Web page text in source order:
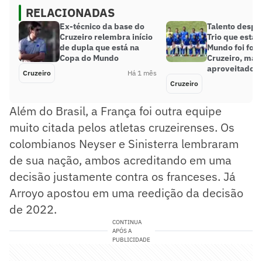
RELACIONADAS
Ex-técnico da base do
Cruzeiro relembra início
de dupla que está na
Copa do Mundo
Cruzeiro Há 1 mês
Talento
Trio que está
Mundo foi
Cruzeiro,
aproveitado
Cruzeiro
Além do Brasil, a França foi outra equipe
muito citada pelos atletas cruzeirenses. Os
colombianos Neyser e Sinisterra lembraram
de sua nação, ambos acreditando em uma
decisão justamente contra os franceses. Já
Arroyo apostou em uma reedição da decisão
de 2022.
CONTINUA
APÓS A
PUBLICIDADE